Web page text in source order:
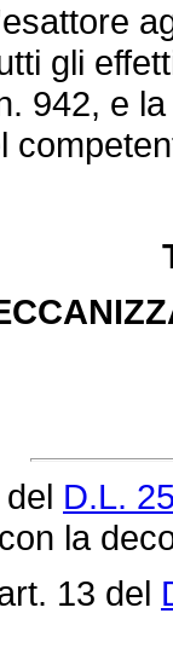
gli
942, e
D.L.
la
13 del